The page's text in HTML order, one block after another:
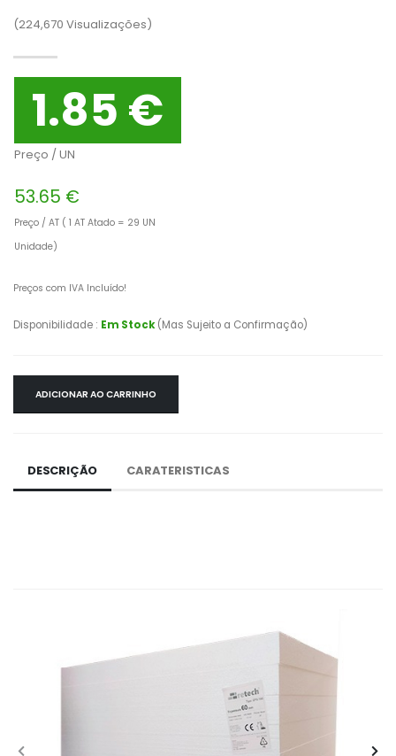
(224,670 Visualizações)
1.85 €
Preço / UN
53.65 €
Preço / AT ( 1 AT Atado = 29 UN
Unidade)
Preços com IVA Incluído!
Disponibilidade : Em Stock(Mas Sujeito a Confirmação)
ADICIONAR AO CARRINHO
DESCRIÇÃO CARATERISTICAS